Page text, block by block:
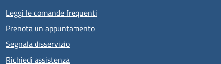
Leggi le domande frequenti
Prenota un appuntamento
Segnala disservizio
Richiedi assistenza